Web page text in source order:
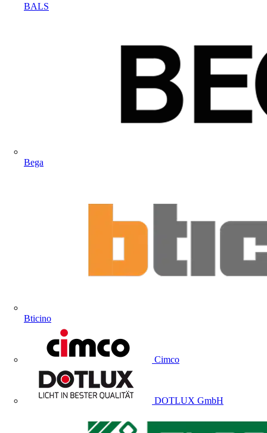
BALS
Bega
Bticino
Cimco
DOTLUX GmbH